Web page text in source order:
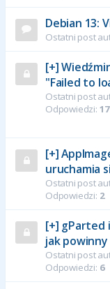
Debian 13:
Ostatni post
[+]
"Failed to
Ostatni post
Odpowiedzi: 17
[+]
uruchamia
Ostatni post
Odpowiedzi: 2
[+] gParted
jak powinny
Ostatni post
Odpowiedzi: 6